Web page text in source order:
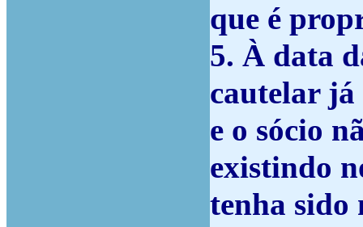
que é
5. À data
cautelar já
e o sócio
existindo
tenha sido